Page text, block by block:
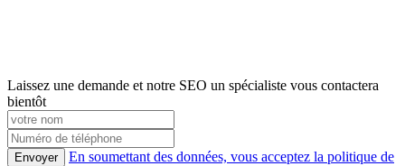
Laissez une demande et notre SEO un spécialiste vous contactera
bientôt
Envoyer
En soumettant des données, vous acceptez la politique de